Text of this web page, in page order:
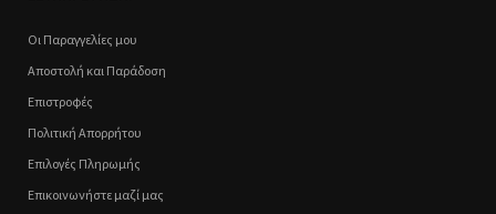
Οι Παραγγελίες μου
Αποστολή και Παράδοση
Επιστροφές
Πολιτική Απορρήτου
Επιλογές Πληρωμής
Επικοινωνήστε μαζί μας